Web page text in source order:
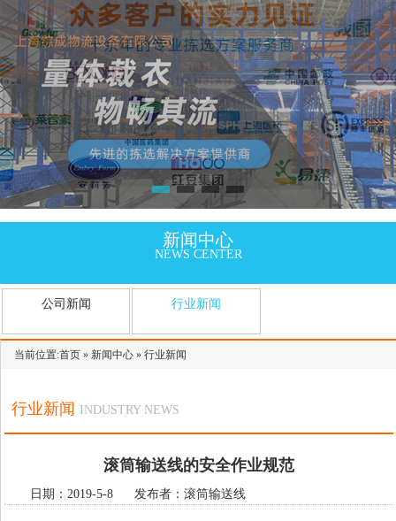
新闻中心
NEWS CENTER
公司新闻 行业新闻
当前位置:首页 » 新闻中心 » 行业新闻
行业新闻 INDUSTRY NEWS
滚筒输送线的安全作业规范
日期：2019-5-8 发布者：滚筒输送线